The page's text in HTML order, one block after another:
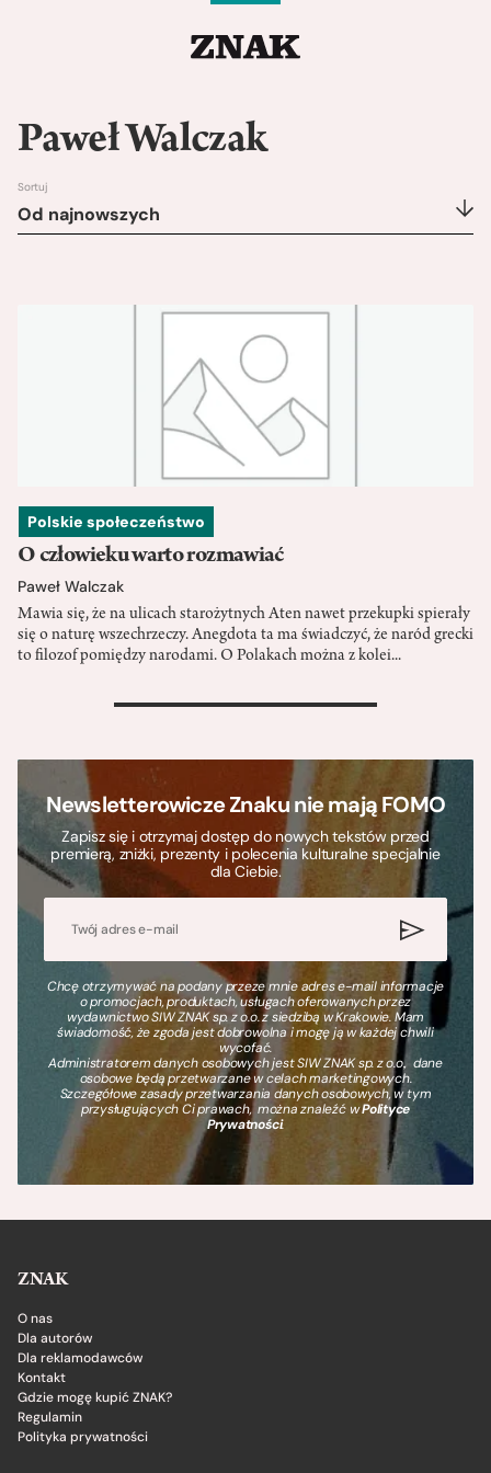
Paweł Walczak
Sortuj
Od najnowszych
Polskie społeczeństwo
O człowieku warto rozmawiać
Paweł Walczak
Mawia się, że na ulicach starożytnych Aten nawet przekupki spierały
się o naturę wszechrzeczy. Anegdota ta ma świadczyć, że naród grecki
to filozof pomiędzy narodami. O Polakach można z kolei...
>
Newsletterowicze Znaku nie mają FOMO
Zapisz się i otrzymaj dostęp do nowych tekstów przed
premierą, zniżki, prezenty i polecenia kulturalne specjalnie
dla Ciebie.
Chcę otrzymywać na podany przeze mnie adres e-mail informacje
o promocjach, produktach, usługach oferowanych przez
wydawnictwo SIW ZNAK sp. z o.o. z siedzibą w Krakowie. Mam
świadomość, że zgoda jest dobrowolna i mogę ją w każdej chwili
wycofać.
Administratorem danych osobowych jest SIW ZNAK sp. z o.o., dane
osobowe będą przetwarzane w celach marketingowych.
Szczegółowe zasady przetwarzania danych osobowych, w tym
przysługujących Ci prawach, można znaleźć wPolityce
Prywatności.
ZNAK
O nas
Dla autorów
Dla reklamodawców
Kontakt
Gdzie mogę kupić ZNAK?
Regulamin
Polityka prywatności